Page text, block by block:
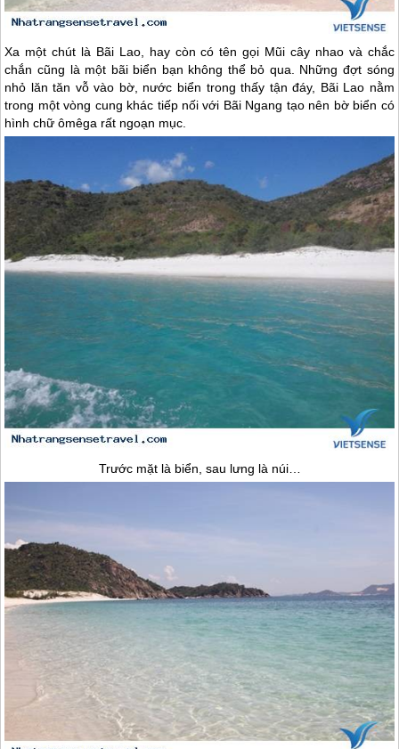
Xa một chút là Bãi Lao, hay còn có tên gọi Mũi cây nhao và chắc
chắn cũng là một bãi biển bạn không thể bỏ qua. Những đợt sóng
nhỏ lăn tăn vỗ vào bờ, nước biển trong thấy tận đáy, Bãi Lao nằm
trong một vòng cung khác tiếp nối với Bãi Ngang tạo nên bờ biển có
hình chữ ômêga rất ngoạn mục.
Trước mặt là biển, sau lưng là núi…